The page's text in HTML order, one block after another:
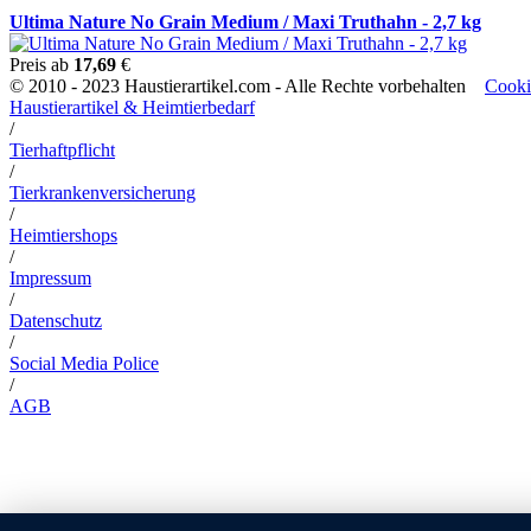
Ultima Nature No Grain Medium / Maxi Truthahn - 2,7 kg
Preis ab 17,69 €
© 2010 - 2023 Haustierartikel.com - Alle Rechte vorbehalten
Haustierartikel & Heimtierbedarf
/
Tierhaftpflicht
/
Tierkrankenversicherung
/
Heimtiershops
/
Impressum
/
Datenschutz
/
Social Media Police
/
AGB